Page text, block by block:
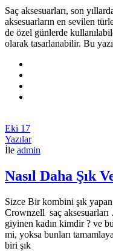
Saç aksesuarları, son
aksesuarların en sevilen
de özel günlerde
olarak tasarlanabilir. Bu
Eki 17
Yazılar
İle admin
Nasıl Daha Şık
Sizce Bir kombini şık
Crownzell saç
giyinen kadın kimdir ? ve
mi, yoksa bunları
biri şık